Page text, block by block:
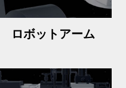
ロボットアーム